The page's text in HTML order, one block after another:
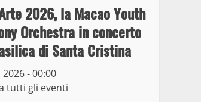
2026, la Macao Youth
Orchestra in concerto
di Santa Cristina
- 00:00
tutti gli eventi
6
17 giugno
15 Giugno 2023
7
Giochi Sportivi
Studenteschi di Atletica a
Viterbo
10 Maggio 2023